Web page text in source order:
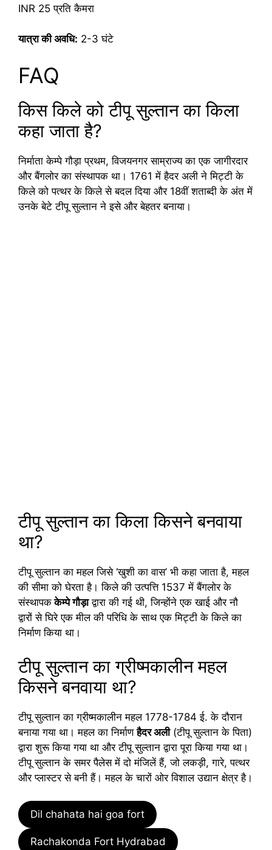
INR 25 प्रति कैमरा
यात्रा की अवधि: 2-3 घंटे
FAQ
किस किले को टीपू सुल्तान का किला
कहा जाता है?
निर्माता केम्पे गौड़ा प्रथम, विजयनगर साम्राज्य का एक जागीरदार
और बैंगलोर का संस्थापक था। 1761 में हैदर अली ने मिट्टी के
किले को पत्थर के किले से बदल दिया और 18वीं शताब्दी के अंत में
उनके बेटे टीपू सुल्तान ने इसे और बेहतर बनाया।
टीपू सुल्तान का किला किसने बनवाया
था?
टीपू सुल्तान का महल जिसे ‘खुशी का वास’ भी कहा जाता है, महल
की सीमा को घेरता है। किले की उत्पत्ति 1537 में बैंगलोर के
संस्थापककेम्पे गौड़ाद्वारा की गई थी, जिन्होंने एक खाई और नौ
द्वारों से घिरे एक मील की परिधि के साथ एक मिट्टी के किले का
निर्माण किया था।
टीपू सुल्तान का ग्रीष्मकालीन महल
किसने बनवाया था?
टीपू सुल्तान का ग्रीष्मकालीन महल 1778-1784 ई. के दौरान
बनाया गया था। महल का निर्माणहैदर अली(टीपू सुल्तान के पिता)
द्वारा शुरू किया गया था और टीपू सुल्तान द्वारा पूरा किया गया था।
टीपू सुल्तान के समर पैलेस में दो मंजिलें हैं, जो लकड़ी, गारे, पत्थर
और प्लास्टर से बनी हैं। महल के चारों ओर विशाल उद्यान क्षेत्र है।
Dil chahata hai goa fort
Rachakonda Fort Hydrabad